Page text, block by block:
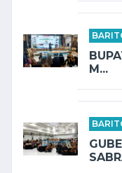
M...